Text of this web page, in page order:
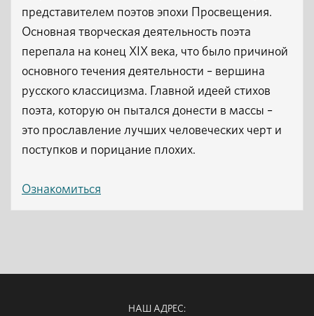
представителем поэтов эпохи Просвещения.
Основная творческая деятельность поэта
перепала на конец XIX века, что было причиной
основного течения деятельности – вершина
русского классицизма. Главной идеей стихов
поэта, которую он пытался донести в массы –
это прославление лучших человеческих черт и
поступков и порицание плохих.
Ознакомиться
НАШ АДРЕС: